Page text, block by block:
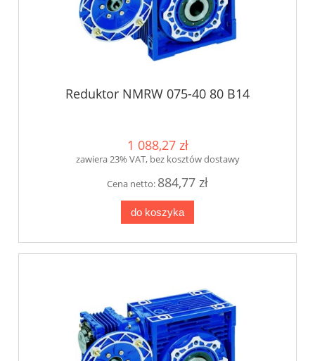
Reduktor NMRW 075-40 80 B14
1 088,27 zł
zawiera 23% VAT, bez kosztów dostawy
Cena netto: 884,77 zł
do koszyka